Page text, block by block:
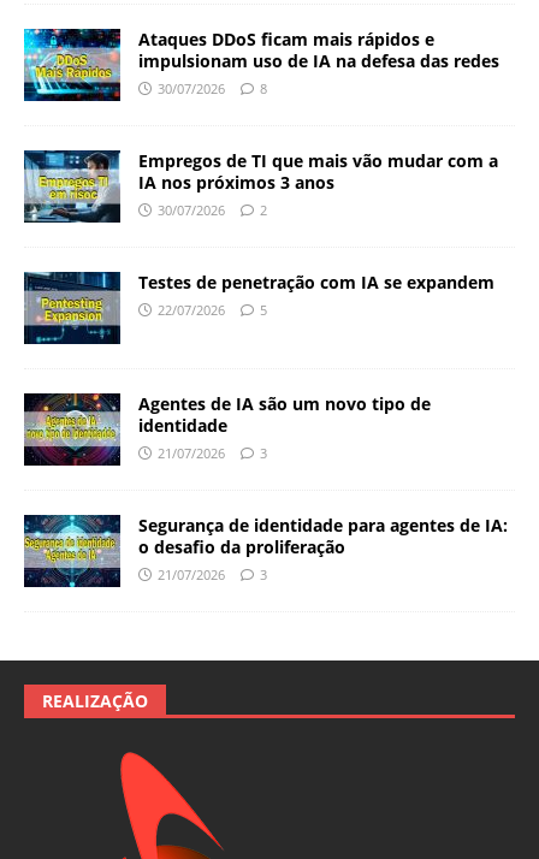
Ataques DDoS ficam mais rápidos e
impulsionam uso de IA na defesa das redes
30/07/2026 8
Empregos de TI que mais vão mudar com a
IA nos próximos 3 anos
30/07/2026 2
Testes de penetração com IA se expandem
22/07/2026 5
Agentes de IA são um novo tipo de
identidade
21/07/2026 3
Segurança de identidade para agentes de IA:
o desafio da proliferação
21/07/2026 3
REALIZAÇÃO